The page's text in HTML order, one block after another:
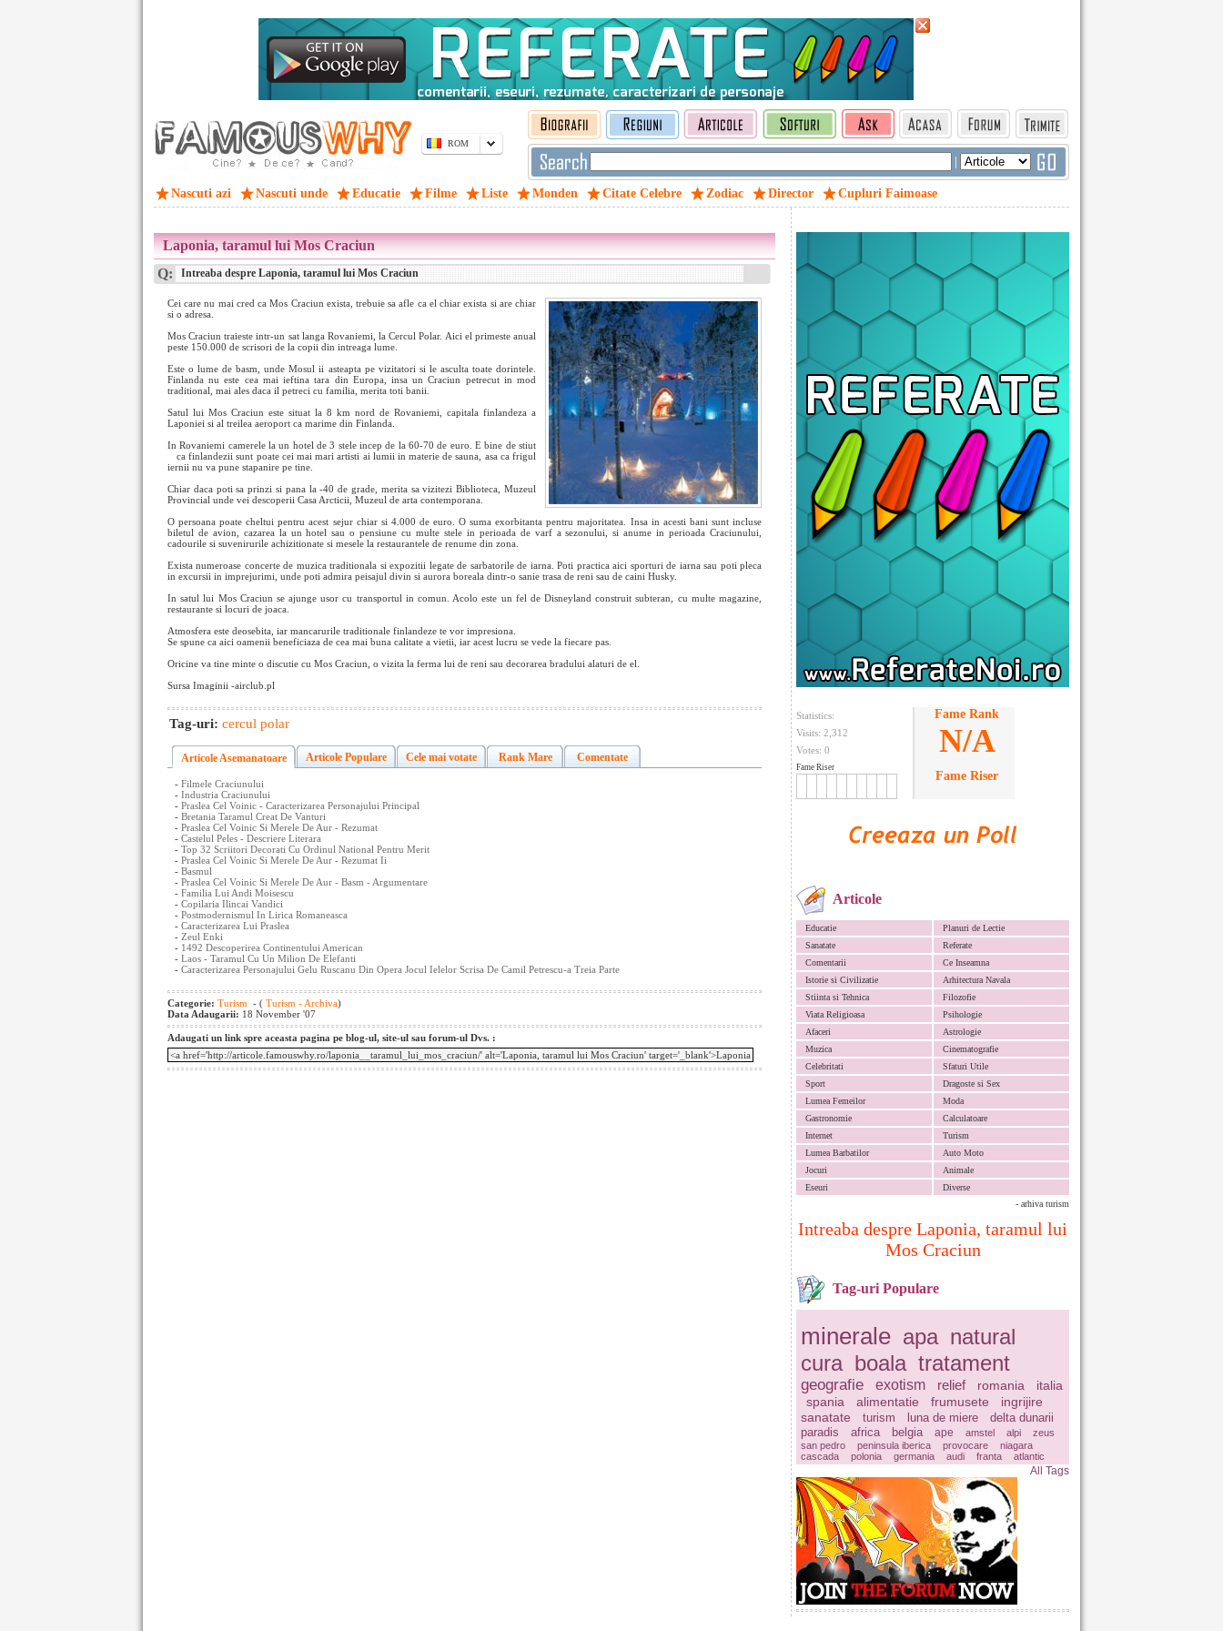
ROM
|
Nascuti azi Nascuti unde Educatie Filme Liste Monden Citate Celebre Zodiac Director Cupluri Faimoase
Statistics:
Visits: 2,312
Votes: 0
Fame Riser
Fame Rank
N/A
Fame Riser
Articole
Educatie
Planuri de Lectie
Sanatate
Referate
Comentarii
Ce Inseamna
Istorie si Civilizatie
Arhitectura Navala
Stiinta si Tehnica
Filozofie
Viata Religioasa
Psihologie
Afaceri
Astrologie
Muzica
Cinematografie
Celebritati
Sfaturi Utile
Sport
Dragoste si Sex
Lumea Femeilor
Moda
Gastronomie
Calculatoare
Internet
Turism
Lumea Barbatilor
Auto Moto
Jocuri
Animale
Eseuri
Diverse
- arhiva turism
Intreaba despre Laponia, taramul lui
Mos Craciun
Tag-uri Populare
minerale apa natural
cura boala tratament
geografie exotism relief romania
italia
spania
alimentatie frumusete
ingrijire
sanatate
turism luna de miere
delta dunarii
paradis
africa belgia ape amstel alpi
zeus
san pedro
peninsula iberica provocare
niagara
cascada
polonia germania audi franta atlantic
All Tags
Laponia, taramul lui Mos Craciun
Q: Intreaba despre Laponia, taramul lui Mos Craciun
Cei care nu mai cred ca Mos Craciun exista, trebuie sa afle ca el chiar exista si are chiar
si o adresa.
Mos Craciun traieste intr-un sat langa Rovaniemi, la Cercul Polar. Aici el primeste anual
peste 150.000 de scrisori de la copii din intreaga lume.
Este o lume de basm, unde Mosul ii asteapta pe vizitatori si le asculta toate dorintele.
Finlanda nu este cea mai ieftina tara din Europa, insa un Craciun petrecut in mod
traditional, mai ales daca il petreci cu familia, merita toti banii.
Satul lui Mos Craciun este situat la 8 km nord de Rovaniemi, capitala finlandeza a
Laponiei si al treilea aeroport ca marime din Finlanda.
In Rovaniemi camerele la un hotel de 3 stele incep de la 60-70 de euro. E bine de stiut
ca finlandezii sunt poate cei mai mari artisti ai lumii in materiede sauna, asa ca frigul
iernii nu va pune stapanire pe tine.
Chiar daca poti sa prinzi si pana la -40 de grade, merita sa vizitezi Biblioteca, Muzeul
Provincial unde vei descoperii Casa Arcticii, Muzeul de arta contemporana.
O persoana poate cheltui pentru acest sejur chiar si 4.000 de euro. O suma exorbitanta pentru majoritatea. Insa in acesti bani sunt incluse
biletul de avion, cazarea la un hotel sau o pensiune cu multe stele in perioada de varf a sezonului, si anume in perioada Craciunului,
cadourile si suvenirurile achizitionate si mesele la restaurantele de renume din zona.
Exista numeroase concerte de muzica traditionala si expozitii legate de sarbatorile de iarna. Poti practica aici sporturi de iarna sau poti pleca
in excursii in imprejurimi, unde poti admira peisajul divin si aurora boreala dintr-o sanie trasa de reni sau de caini Husky.
In satul lui Mos Craciun se ajunge usor cu transportul in comun. Acolo este un fel de Disneyland construit subteran, cu multe magazine,
restaurante si locuri de joaca.
Atmosfera este deosebita, iar mancarurile traditionale finlandeze te vor impresiona.
Se spune ca aici oamenii beneficiaza de cea mai buna calitate a vietii, iar acest lucru se vede la fiecare pas.
Oricine va tine minte o discutie cu Mos Craciun, o vizita la ferma lui de reni sau decorarea bradului alaturi de el.
Sursa Imaginii -airclub.pl
Tag-uri: cercul polar
Articole Asemanatoare Articole Populare Cele mai votate Rank Mare Comentate
- Filmele Craciunului
- Industria Craciunului
- Praslea Cel Voinic - Caracterizarea Personajului Principal
- Bretania Taramul Creat De Vanturi
- Praslea Cel Voinic Si Merele De Aur - Rezumat
- Castelul Peles - Descriere Literara
- Top 32 Scriitori Decorati Cu Ordinul National Pentru Merit
- Praslea Cel Voinic Si Merele De Aur - Rezumat Ii
- Basmul
- Praslea Cel Voinic Si Merele De Aur - Basm - Argumentare
- Familia Lui Andi Moisescu
- Copilaria Ilincai Vandici
- Postmodernismul In Lirica Romaneasca
- Caracterizarea Lui Praslea
- Zeul Enki
- 1492 Descoperirea Continentului American
- Laos - Taramul Cu Un Milion De Elefanti
- Caracterizarea Personajului Gelu Ruscanu Din Opera Jocul Ielelor Scrisa De Camil Petrescu-a Treia Parte
Categorie: Turism - ( Turism - Archiva)
Data Adaugarii: 18 November '07
Adaugati un link spre aceasta pagina pe blog-ul, site-ul sau forum-ul Dvs. :